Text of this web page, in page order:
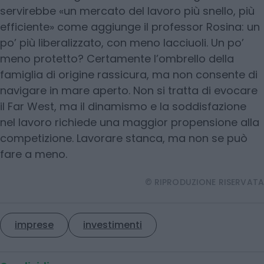
servirebbe «un mercato del lavoro più snello, più
efficiente» come aggiunge il professor Rosina: un
po’ più liberalizzato, con meno lacciuoli. Un po’
meno protetto? Certamente l’ombrello della
famiglia di origine rassicura, ma non consente di
navigare in mare aperto. Non si tratta di evocare
il Far West, ma il dinamismo e la soddisfazione
nel lavoro richiede una maggior propensione alla
competizione. Lavorare stanca, ma non se può
fare a meno.
© RIPRODUZIONE RISERVATA
imprese investimenti